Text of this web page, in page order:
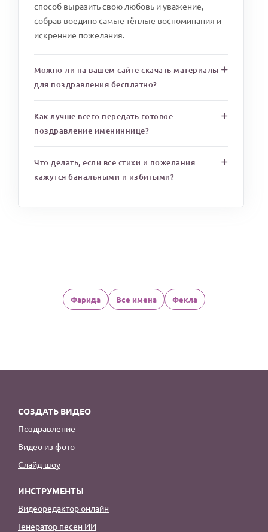
способ выразить свою любовь и уважение,
собрав воедино самые тёплые воспоминания и
искренние пожелания.
Можно ли на вашем сайте скачать материалы
для поздравления бесплатно?
Как лучше всего передать готовое
поздравление имениннице?
Что делать, если все стихи и пожелания
кажутся банальными и избитыми?
Фарида Все имена Фекла
СОЗДАТЬ ВИДЕО
Поздравление
Видео из фото
Слайд-шоу
ИНСТРУМЕНТЫ
Видеоредактор онлайн
Генератор песен ИИ